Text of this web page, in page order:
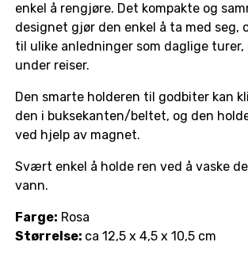
enkel å rengjøre. Det kompakte og
designet gjør den enkel å ta med seg,
til ulike anledninger som daglige turer,
under reiser.
Den smarte holderen til godbiter kan
den i buksekanten/beltet, og den
ved hjelp av magnet.
Svært enkel å holde ren ved å vaske
vann.
Farge: Rosa
Størrelse: ca 12,5 x 4,5 x 10,5 cm